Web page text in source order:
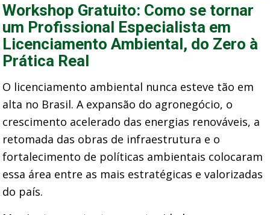
Workshop Gratuito: Como se tornar
um Profissional Especialista em
Licenciamento Ambiental, do Zero à
Prática Real
O licenciamento ambiental nunca esteve tão em
alta no Brasil. A expansão do agronegócio, o
crescimento acelerado das energias renováveis, a
retomada das obras de infraestrutura e o
fortalecimento de políticas ambientais colocaram
essa área entre as mais estratégicas e valorizadas
do país.